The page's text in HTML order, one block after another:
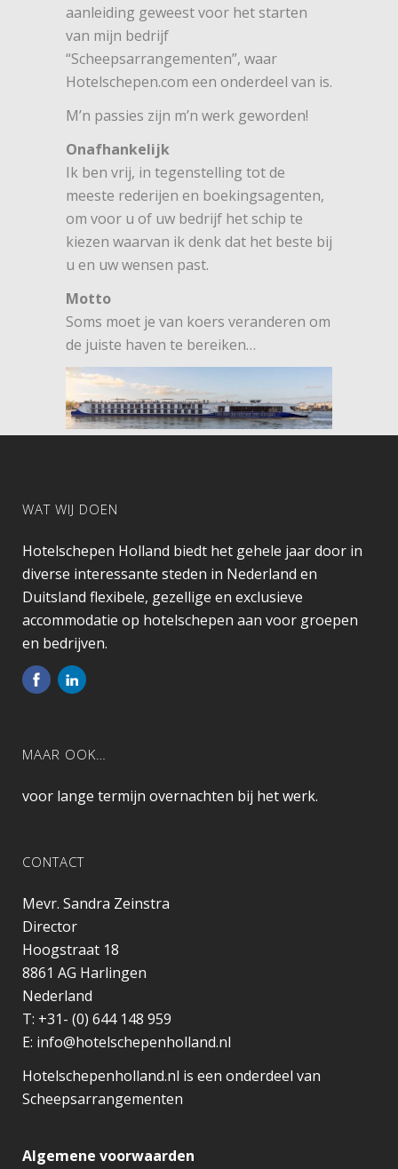
aanleiding geweest voor het starten
van mijn bedrijf
“Scheepsarrangementen”, waar
Hotelschepen.com een onderdeel van is.
M’n passies zijn m’n werk geworden!
Onafhankelijk
Ik ben vrij, in tegenstelling tot de
meeste rederijen en boekingsagenten,
om voor u of uw bedrijf het schip te
kiezen waarvan ik denk dat het beste bij
u en uw wensen past.
Motto
Soms moet je van koers veranderen om
de juiste haven te bereiken…
WAT WIJ DOEN
Hotelschepen Holland biedt het gehele jaar door in
diverse interessante steden in Nederland en
Duitsland flexibele, gezellige en exclusieve
accommodatie op hotelschepen aan voor groepen
en bedrijven.
MAAR OOK…
voor lange termijn overnachten bij het werk.
CONTACT
Mevr. Sandra Zeinstra
Director
Hoogstraat 18
8861 AG Harlingen
Nederland
T: +31- (0) 644 148 959
E: info@hotelschepenholland.nl
Hotelschepenholland.nl is een onderdeel van
Scheepsarrangementen
Algemene voorwaarden